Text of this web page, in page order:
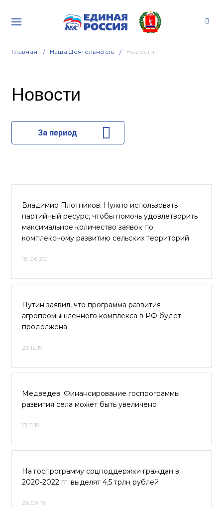
Главная Наша Деятельность Новости
Новости
За период
Владимир Плотников: Нужно использовать
партийный ресурс, чтобы помочь удовлетворить
максимальное количество заявок по
комплексному развитию сельских территорий
18.06.20
Путин заявил, что программа развития
агропромышленного комплекса в РФ будет
продолжена
23.12.19
Медведев: Финансирование госпрограммы
развития села может быть увеличено
13.11.19
На госпрограмму соцподдержки граждан в
2020-2022 гг. выделят 4,5 трлн рублей
26.09.19